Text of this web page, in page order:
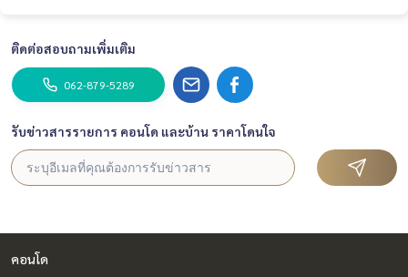
ติดต่อสอบถามเพิ่มเติม
062-879-5289
รับข่าวสารรายการ คอนโด และบ้าน ราคาโดนใจ
คอนโด